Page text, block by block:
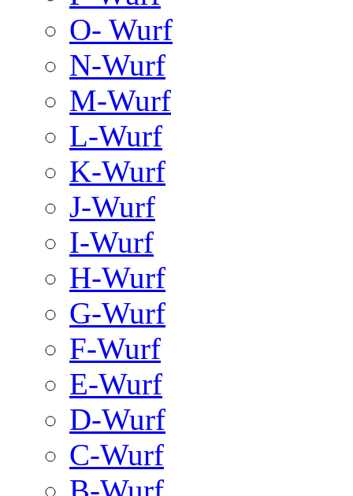
O- Wurf
N-Wurf
M-Wurf
L-Wurf
K-Wurf
J-Wurf
I-Wurf
H-Wurf
G-Wurf
F-Wurf
E-Wurf
D-Wurf
C-Wurf